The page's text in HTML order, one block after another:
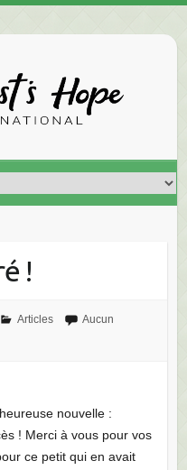
!
Articles
Aucun
nouvelle :
! Merci à vous pour vos
ce petit qui en avait